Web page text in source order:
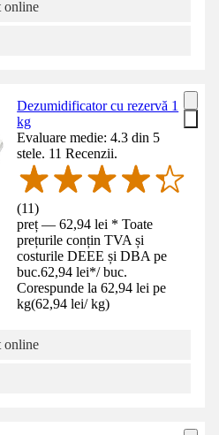
online
Dezumidificator cu rezervă 1
kg
Evaluare medie: 4.3 din 5
stele. 11 Recenzii.
(11)
preț — 62,94 lei * Toate
prețurile conțin TVA și
costurile DEEE și DBA pe
buc.62,94 lei*/ buc.
Corespunde la 62,94 lei pe
kg(62,94 lei/ kg)
online